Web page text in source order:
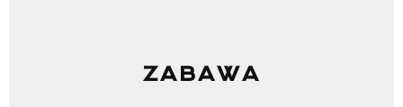
ZABAWA